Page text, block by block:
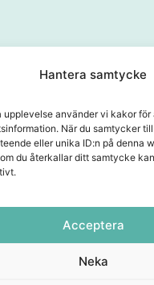
Hantera samtycke
upplevelse använder vi kakor
När du samtycker
eller unika ID:n på denna
du återkallar ditt samtycke
Acceptera
Neka